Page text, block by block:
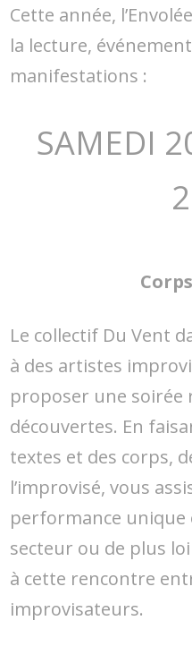
Cette année,
la lecture,
manifestations :
SAMEDI
Le collectif Du Vent
à des artistes
proposer une soirée
découvertes. En
textes et des corps,
l’improvisé, vous
performance unique
secteur ou de plus
à cette rencontre
improvisateurs.